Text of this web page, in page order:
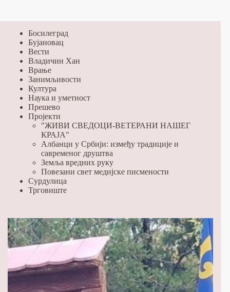
Босилеград
Бујановац
Вести
Владичин Хан
Врање
Занимљивости
Култура
Наука и уметност
Прешево
Пројекти
"ЖИВИ СВЕДОЦИ-ВЕТЕРАНИ НАШЕГ
КРАЈА"
Албанци у Србији: између традиције и
савременог друштва
Земља вредних руку
Повезани свет медијске писмености
Сурдулица
Трговиште